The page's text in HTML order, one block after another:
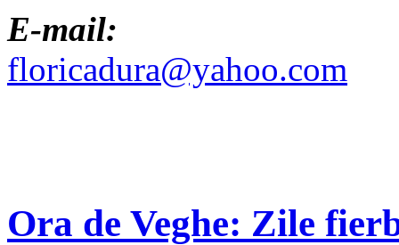
E-mail:
floricadura@yahoo.com
Ora de Veghe: Zile